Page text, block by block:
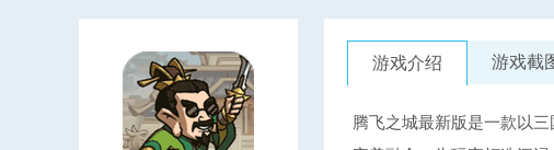
游戏介绍 游戏截
腾飞之城最新版是一款以